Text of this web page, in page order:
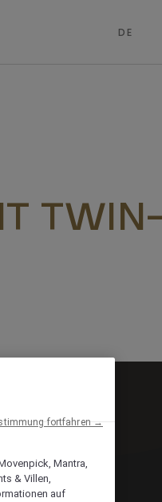
DE
Mantra,
& Villen,
auf
fortfahren →